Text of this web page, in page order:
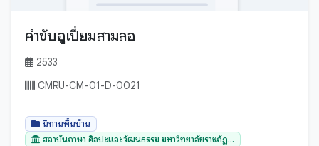
คำขับอูเปี่ยมสามลอ
2533
CMRU-CM-01-D-0021
นิทานพื้นบ้าน
สถาบันภาษา ศิลปะและวัฒนธรรม มหาวิทยาลัยราชภัฏ...